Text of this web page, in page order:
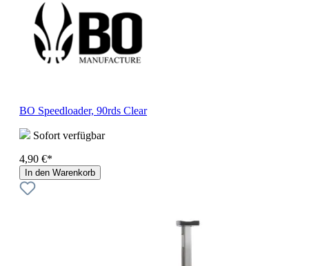
BO Speedloader, 90rds Clear
Sofort verfügbar
4,90 €*
In den Warenkorb